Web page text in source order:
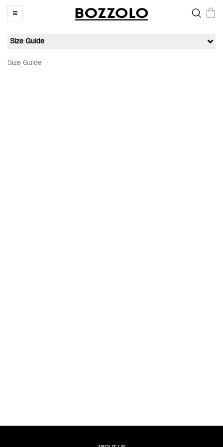
Size Guide
Size Guide